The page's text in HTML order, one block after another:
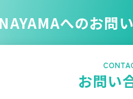
へのお問
お問い